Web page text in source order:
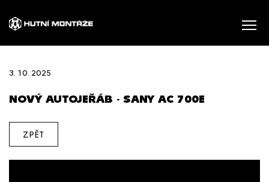
3. 10. 2025
NOVÝ AUTOJEŘÁB - SANY AC 700E
ZPĚT